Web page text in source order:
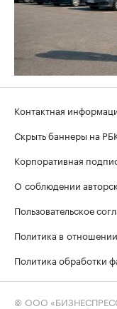
Контактная
Скрыть баннеры на
Корпоративная
О соблюдении
Пользовательское
Политика в
Политика обработки
© ООО